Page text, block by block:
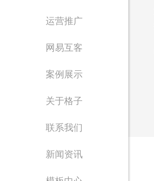
运营推广
网易互客
案例展示
关于格子
联系我们
新闻资讯